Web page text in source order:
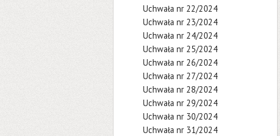
Uchwała nr 22/2024
Uchwała nr 23/2024
Uchwała nr 24/2024
Uchwała nr 25/2024
Uchwała nr 26/2024
Uchwała nr 27/2024
Uchwała nr 28/2024
Uchwała nr 29/2024
Uchwała nr 30/2024
Uchwała nr 31/2024